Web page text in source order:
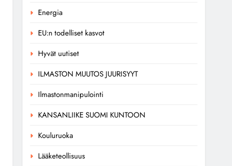
Energia
EU:n todelliset kasvot
Hyvät uutiset
ILMASTON MUUTOS JUURISYYT
Ilmastonmanipulointi
KANSANLIIKE SUOMI KUNTOON
Kouluruoka
Lääketeollisuus